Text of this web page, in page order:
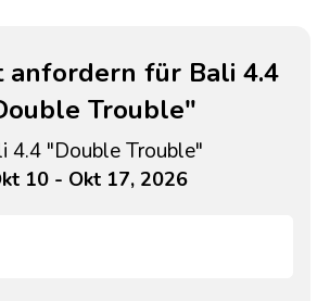
anfordern für Bali 4.4
Trouble"
4.4 "Double Trouble"
10 - Okt 17, 2026